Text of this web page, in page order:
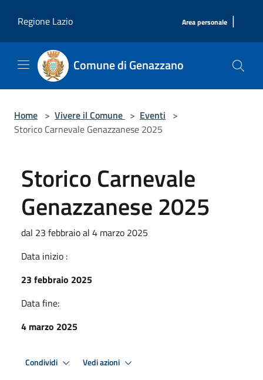
Regione Lazio
Area personale |
Comune di Genazzano
Home > Vivere il Comune > Eventi >
Storico Carnevale Genazzanese 2025
Storico Carnevale
Genazzanese 2025
dal 23 febbraio al 4 marzo 2025
Data inizio :
23 febbraio 2025
Data fine:
4 marzo 2025
Condividi Vedi azioni